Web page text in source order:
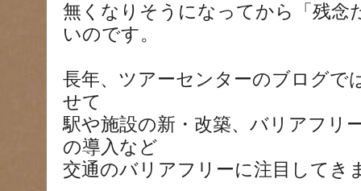
無くなりそうになってから「残念
いのです。
長年、ツアーセンターのブログで
せて
駅や施設の新・改築、バリアフリ
の導入など
交通のバリアフリーに注目してき